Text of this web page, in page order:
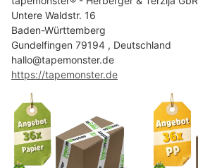
Untere Waldstr. 16
Baden-Württemberg
Gundelfingen 79194 , Deutschland
hallo@tapemonster.de
https://tapemonster.de